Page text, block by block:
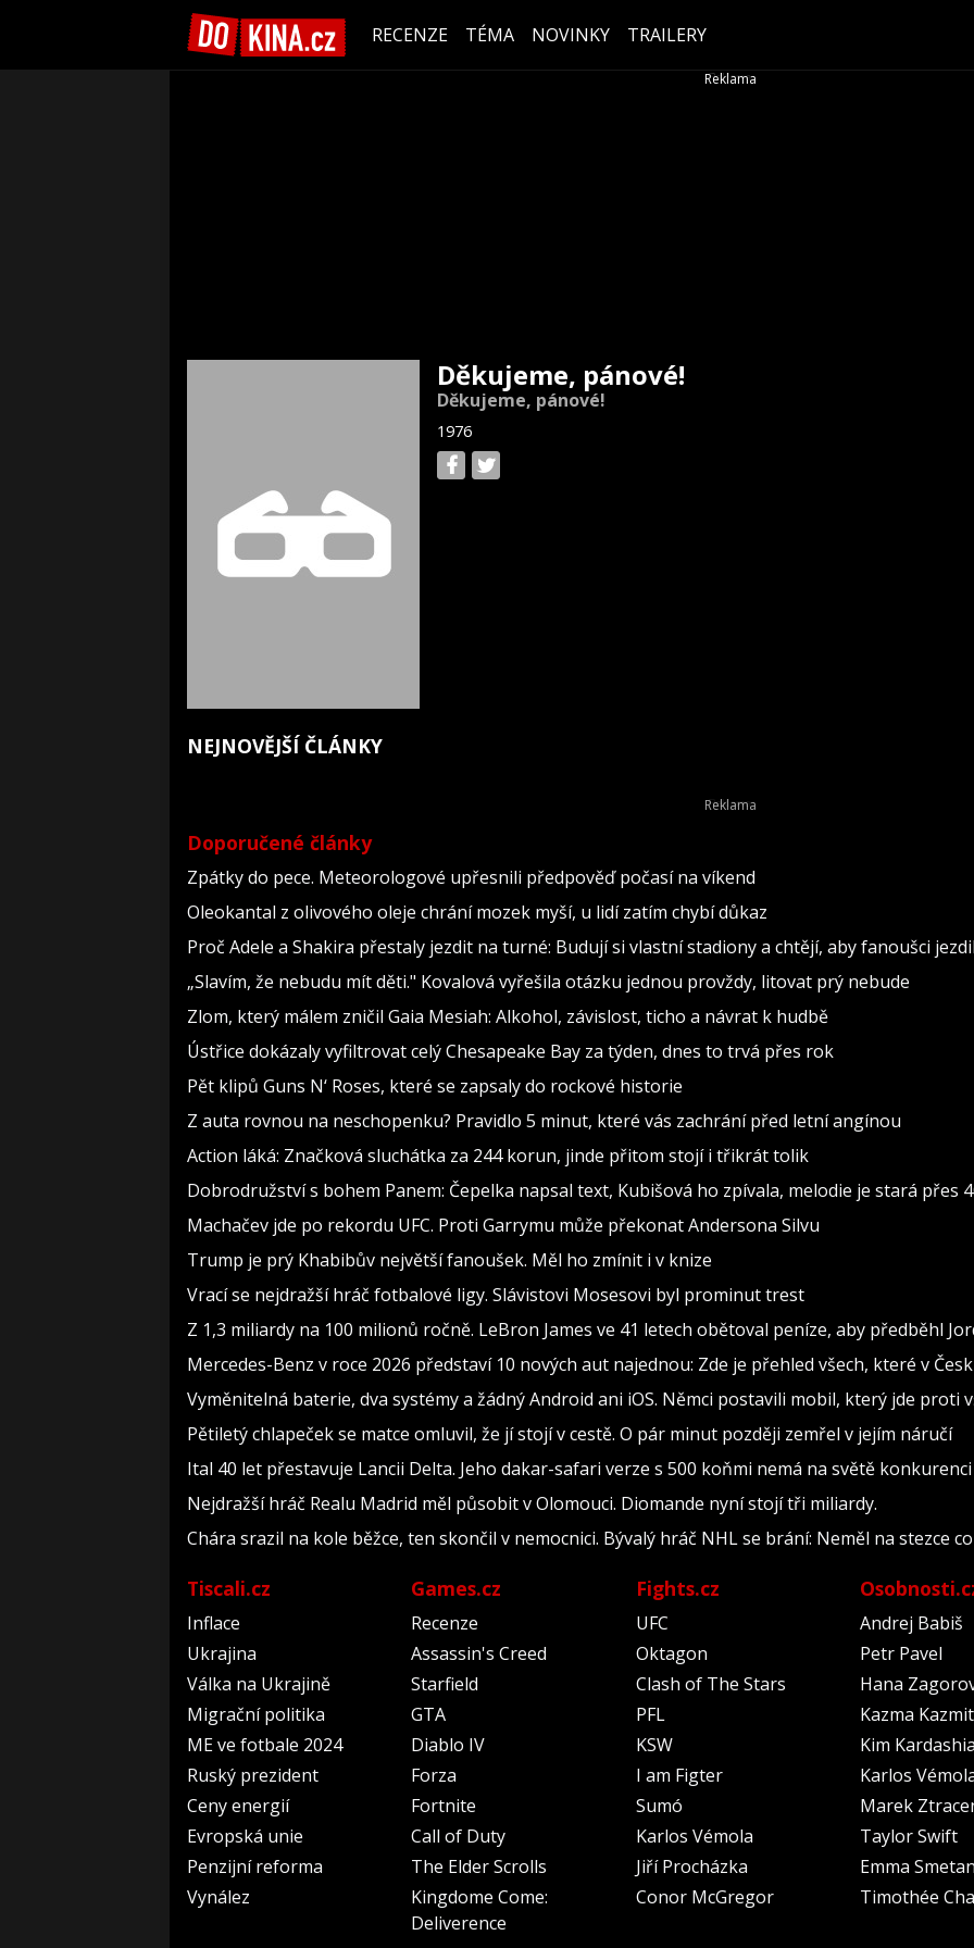
RECENZE TÉMA NOVINKY TRAILERY
Děkujeme, pánové!
Děkujeme, pánové!
1976
NEJNOVĚJŠÍ ČLÁNKY
Doporučené články
Zpátky do pece. Meteorologové upřesnili předpověď počasí na víkend
Oleokantal z olivového oleje chrání mozek myší, u lidí zatím chybí důkaz
Proč Adele a Shakira přestaly jezdit na turné: Budují si vlastní stadiony a chtějí, aby fanoušci
„Slavím, že nebudu mít děti." Kovalová vyřešila otázku jednou provždy, litovat prý nebude
Zlom, který málem zničil Gaia Mesiah: Alkohol, závislost, ticho a návrat k hudbě
Ústřice dokázaly vyfiltrovat celý Chesapeake Bay za týden, dnes to trvá přes rok
Pět klipů Guns N‘ Roses, které se zapsaly do rockové historie
Z auta rovnou na neschopenku? Pravidlo 5 minut, které vás zachrání před letní angínou
Action láká: Značková sluchátka za 244 korun, jinde přitom stojí i třikrát tolik
Dobrodružství s bohem Panem: Čepelka napsal text, Kubišová ho zpívala, melodie je stará přes
Machačev jde po rekordu UFC. Proti Garrymu může překonat Andersona Silvu
Trump je prý Khabibův největší fanoušek. Měl ho zmínit i v knize
Vrací se nejdražší hráč fotbalové ligy. Slávistovi Mosesovi byl prominut trest
Z 1,3 miliardy na 100 milionů ročně. LeBron James ve 41 letech obětoval peníze, aby předběhl
Mercedes-Benz v roce 2026 představí 10 nových aut najednou: Zde je přehled všech, které v
Vyměnitelná baterie, dva systémy a žádný Android ani iOS. Němci postavili mobil, který jde proti
Pětiletý chlapeček se matce omluvil, že jí stojí v cestě. O pár minut později zemřel v jejím náručí
Ital 40 let přestavuje Lancii Delta. Jeho dakar-safari verze s 500 koňmi nemá na světě konkurenci
Nejdražší hráč Realu Madrid měl působit v Olomouci. Diomande nyní stojí tři miliardy.
Chára srazil na kole běžce, ten skončil v nemocnici. Bývalý hráč NHL se brání: Neměl na stezce
Tiscali.cz
Inflace
Ukrajina
Válka na Ukrajině
Migrační politika
ME ve fotbale 2024
Ruský prezident
Ceny energií
Evropská unie
Penzijní reforma
Vynález
Games.cz
Recenze
Assassin's Creed
Starfield
GTA
Diablo IV
Forza
Fortnite
Call of Duty
The Elder Scrolls
Kingdome Come:
Deliverence
Fights.cz
UFC
Oktagon
Clash of The Stars
PFL
KSW
I am Figter
Sumó
Karlos Vémola
Jiří Procházka
Conor McGregor
Andrej Babiš
Petr Pavel
Hana
Kazma
Kim
Karlos
Marek
Taylor Swift
Emma
Timothée